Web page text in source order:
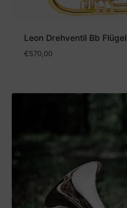
Leon Drehventil Bb
€570,00